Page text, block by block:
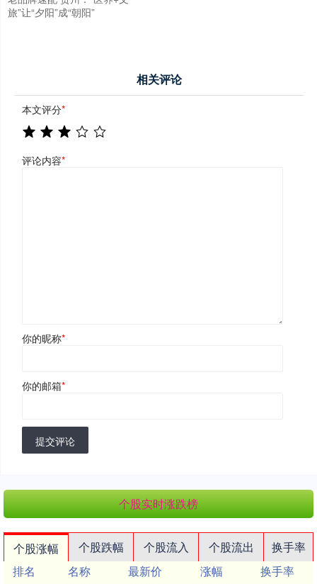
旅”让“夕阳”成“朝阳”
相关评论
本文评分*
评论内容*
你的昵称*
你的邮箱*
提交评论
个股实时涨跌榜
个股涨幅 个股跌幅 个股流入 个股流出
换手率
排名
名称 最新价 涨幅
换手率